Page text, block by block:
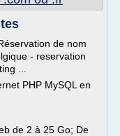
de nom
- reservation
...
PHP MySQL en
de 2 à 25 Go; De